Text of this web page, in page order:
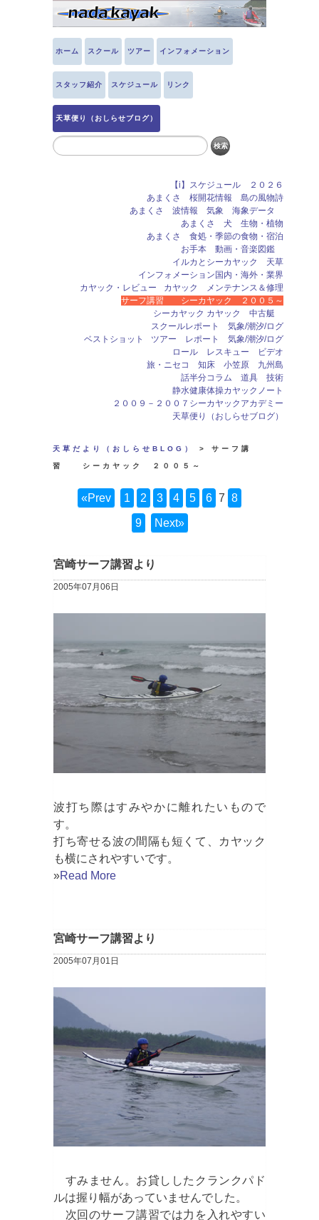
ホーム スクール ツアー インフォメーション
スタッフ紹介 スケジュール リンク
天草便り（おしらせブログ）
天草だより（おしらせBLOG） > サーフ講
習 シーカヤック ２００５～
«Prev 1 2 3 4 5 6 7 8
9 Next»
宮崎サーフ講習より
2005年07月06日
波打ち際はすみやかに離れたいもので
す。
打ち寄せる波の間隔も短くて、カヤック
も横にされやすいです。
»Read More
宮崎サーフ講習より
2005年07月01日
すみません。お貸ししたクランクパド
ルは握り幅があっていませんでした。
次回のサーフ講習では力を入れやすい
【i】スケジュール ２０２６
あまくさ 桜開花情報 島の風物詩
あまくさ 波情報 気象 海象データ
あまくさ 犬 生物・植物
あまくさ 食処・季節の食物・宿泊
お手本 動画・音楽図鑑
イルカとシーカヤック 天草
インフォメーション国内・海外・業界
カヤック メンテナンス＆修理
カヤック・レビュー
サーフ講習 シーカヤック ２００５～
シーカヤック カヤック 中古艇
スクールレポート 気象/潮汐/ログ
ツアー レポート 気象/潮汐/ログ
ベストショット
ロール レスキュー ビデオ
旅・ニセコ 知床 小笠原 九州島
話半分コラム 道具 技術
静水健康体操カヤックノート
２００９－２００７シーカヤックアカデミー
天草便り（おしらせブログ）